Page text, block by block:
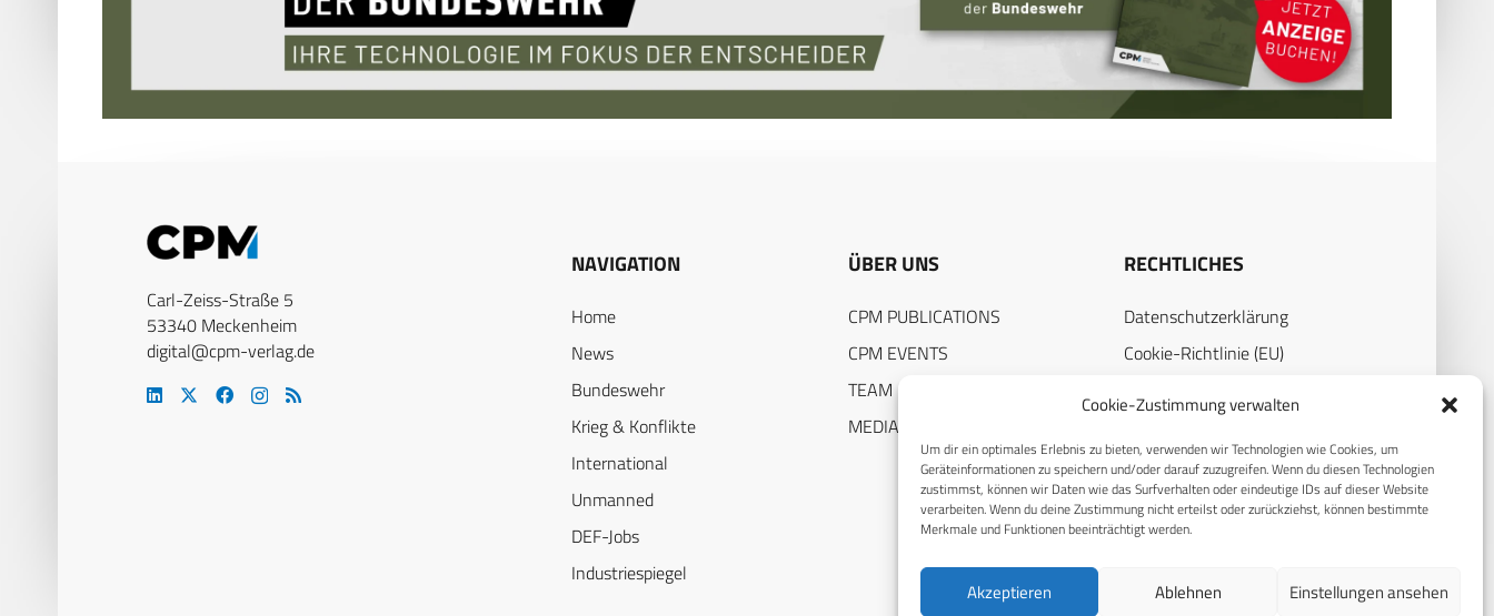
Cookie-Zustimmung verwalten
Um dir ein optimales Erlebnis zu bieten, verwenden wir Technologien wie Cookies, um
Geräteinformationen zu speichern und/oder darauf zuzugreifen. Wenn du diesen Technologien
zustimmst, können wir Daten wie das Surfverhalten oder eindeutige IDs auf dieser Website
verarbeiten. Wenn du deine Zustimmung nicht erteilst oder zurückziehst, können bestimmte
Merkmale und Funktionen beeinträchtigt werden.
Akzeptieren Ablehnen Einstellungen ansehen
Carl-Zeiss-Straße 5
53340 Meckenheim
digital@cpm-verlag.de
NAVIGATION
Home
News
Bundeswehr
Krieg & Konflikte
International
Unmanned
DEF-Jobs
Industriespiegel
ÜBER UNS
CPM PUBLICATIONS
CPM EVENTS
TEAM
MEDIADATEN
RECHTLICHES
Datenschutzerklärung
Cookie-Richtlinie (EU)
Impressum